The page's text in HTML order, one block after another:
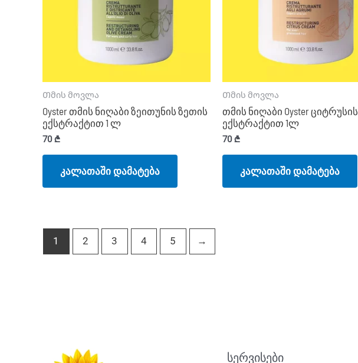
Თმის მოვლა
Oyster თმის ნიღაბი ზეითუნის ზეთის
ექსტრაქტით 1 ლ
70₾
კალათაში დამატება
Თმის მოვლა
თმის ნიღაბი Oyster ციტრუსის
ექსტრაქტით 1ლ
70₾
კალათაში დამატება
1 2 3 4 5 →
სერვისები